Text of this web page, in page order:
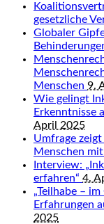
gesetzliche
Globaler
Menschen 9.
Wie gelingt
Erkenntnisse
April 2025
Umfrage
Menschen
Interview:
erfahren“ 4.
„Teilhabe –
Erfahrungen
2025